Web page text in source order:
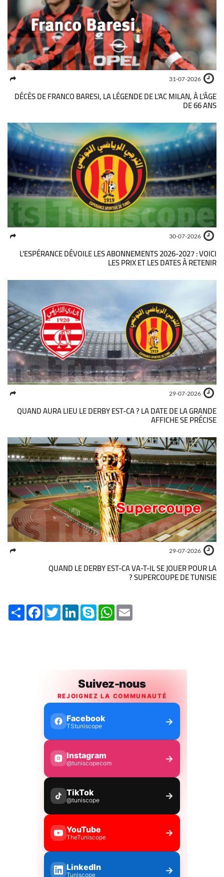
31-07-2026
DÉCÈS DE FRANCO BARESI, LA LÉGENDE DE L’AC MILAN, À L’ÂGE
DE 66 ANS
30-07-2026
L’ESPÉRANCE DÉVOILE LES ABONNEMENTS 2026-2027 : VOICI
LES PRIX ET LES DATES À RETENIR
29-07-2026
QUAND AURA LIEU LE DERBY EST-CA ? LA DATE DE LA GRANDE
AFFICHE SE PRÉCISE
29-07-2026
QUAND LE DERBY EST-CA VA-T-IL SE JOUER POUR LA
SUPERCOUPE DE TUNISIE ?
Share FacebookTwitterLinkedInSkype WhatsApp